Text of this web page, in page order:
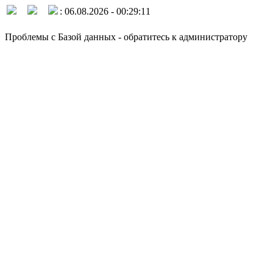
: 06.08.2026 - 00:29:11
Проблемы с Базой данных - обратитесь к администратору